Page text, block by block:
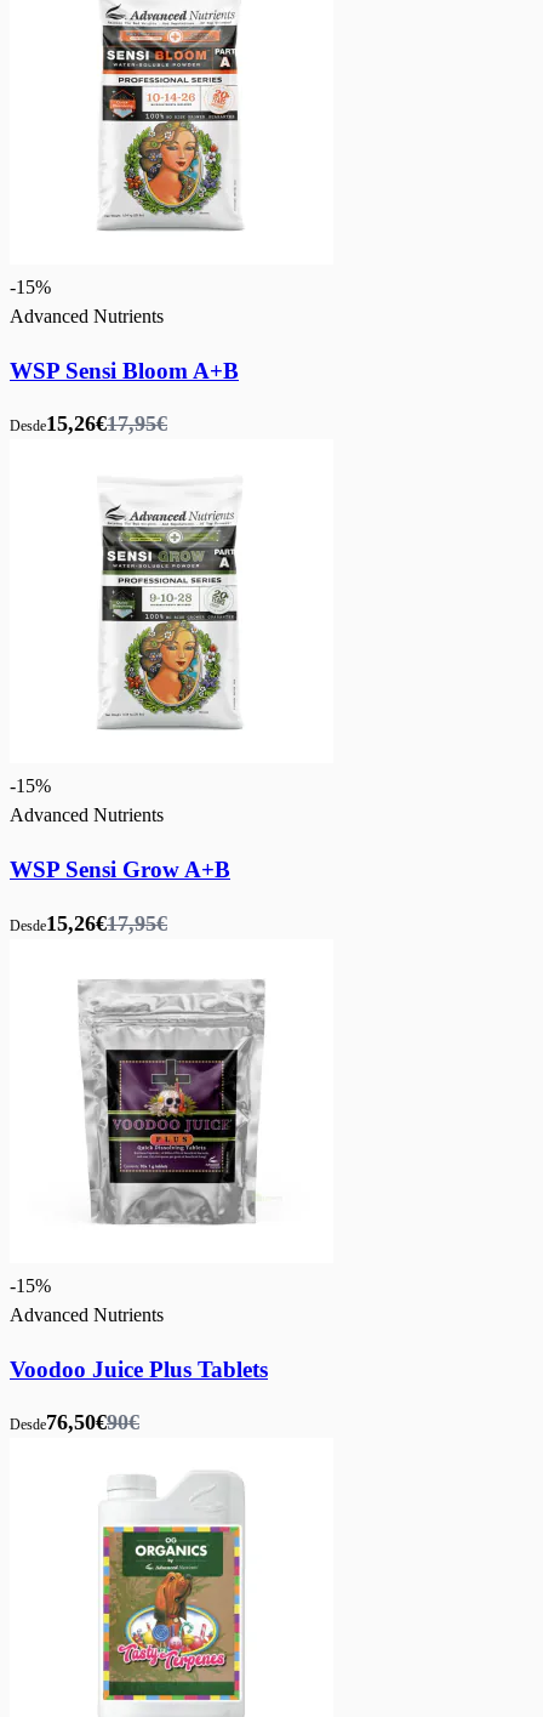
-15%
Advanced Nutrients
WSP Sensi Bloom A+B
Desde15,26€17,95€
-15%
Advanced Nutrients
WSP Sensi Grow A+B
Desde15,26€17,95€
-15%
Advanced Nutrients
Voodoo Juice Plus Tablets
Desde76,50€90€